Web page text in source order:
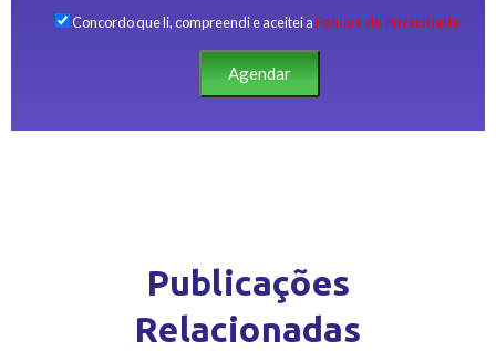
Concordo que li, compreendi e aceitei a Política de Privacidade.
Agendar
Publicações
Relacionadas